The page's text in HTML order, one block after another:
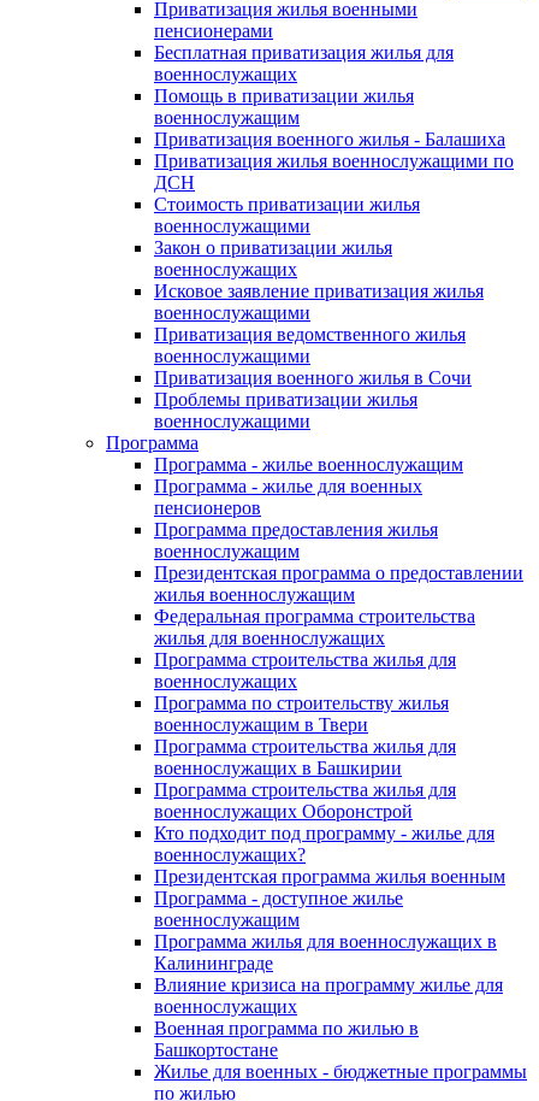
Приватизация жилья военными
пенсионерами
Бесплатная приватизация жилья для
военнослужащих
Помощь в приватизации жилья
военнослужащим
Приватизация военного жилья - Балашиха
Приватизация жилья военнослужащими по
ДСН
Стоимость приватизации жилья
военнослужащими
Закон о приватизации жилья
военнослужащих
Исковое заявление приватизация жилья
военнослужащими
Приватизация ведомственного жилья
военнослужащими
Приватизация военного жилья в Сочи
Проблемы приватизации жилья
военнослужащими
Программа
Программа - жилье военнослужащим
Программа - жилье для военных
пенсионеров
Программа предоставления жилья
военнослужащим
Президентская программа о предоставлении
жилья военнослужащим
Федеральная программа строительства
жилья для военнослужащих
Программа строительства жилья для
военнослужащих
Программа по строительству жилья
военнослужащим в Твери
Программа строительства жилья для
военнослужащих в Башкирии
Программа строительства жилья для
военнослужащих Оборонстрой
Кто подходит под программу - жилье для
военнослужащих?
Президентская программа жилья военным
Программа - доступное жилье
военнослужащим
Программа жилья для военнослужащих в
Калининграде
Влияние кризиса на программу жилье для
военнослужащих
Военная программа по жилью в
Башкортостане
Жилье для военных - бюджетные программы
по жилью